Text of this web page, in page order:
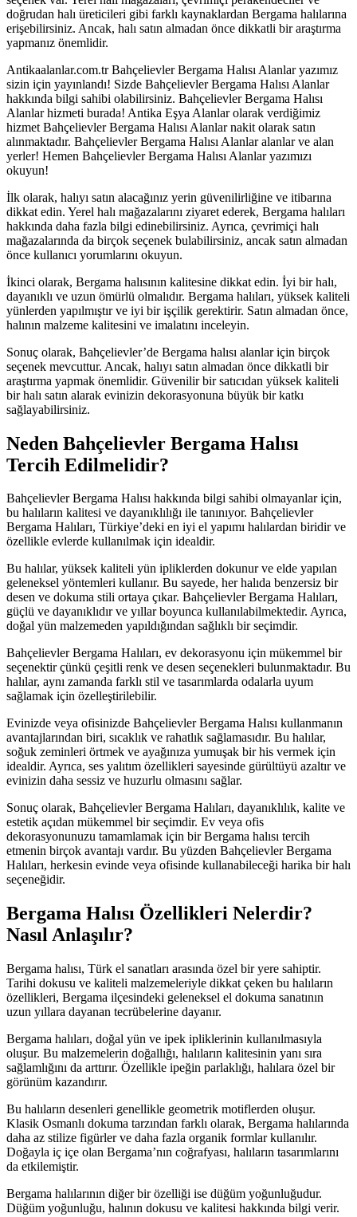
doğrudan halı üreticileri gibi farklı kaynaklardan Bergama halılarına
erişebilirsiniz. Ancak, halı satın almadan önce dikkatli bir araştırma
yapmanız önemlidir.
Antikaalanlar.com.tr Bahçelievler Bergama Halısı Alanlar yazımız
sizin için yayınlandı! Sizde Bahçelievler Bergama Halısı Alanlar
hakkında bilgi sahibi olabilirsiniz. Bahçelievler Bergama Halısı
Alanlar hizmeti burada! Antika Eşya Alanlar olarak verdiğimiz
hizmet Bahçelievler Bergama Halısı Alanlar nakit olarak satın
alınmaktadır. Bahçelievler Bergama Halısı Alanlar alanlar ve alan
yerler! Hemen Bahçelievler Bergama Halısı Alanlar yazımızı
okuyun!
İlk olarak, halıyı satın alacağınız yerin güvenilirliğine ve itibarına
dikkat edin. Yerel halı mağazalarını ziyaret ederek, Bergama halıları
hakkında daha fazla bilgi edinebilirsiniz. Ayrıca, çevrimiçi halı
mağazalarında da birçok seçenek bulabilirsiniz, ancak satın almadan
önce kullanıcı yorumlarını okuyun.
İkinci olarak, Bergama halısının kalitesine dikkat edin. İyi bir halı,
dayanıklı ve uzun ömürlü olmalıdır. Bergama halıları, yüksek kaliteli
yünlerden yapılmıştır ve iyi bir işçilik gerektirir. Satın almadan önce,
halının malzeme kalitesini ve imalatını inceleyin.
Sonuç olarak, Bahçelievler’de Bergama halısı alanlar için birçok
seçenek mevcuttur. Ancak, halıyı satın almadan önce dikkatli bir
araştırma yapmak önemlidir. Güvenilir bir satıcıdan yüksek kaliteli
bir halı satın alarak evinizin dekorasyonuna büyük bir katkı
sağlayabilirsiniz.
Neden Bahçelievler Bergama Halısı
Tercih Edilmelidir?
Bahçelievler Bergama Halısı hakkında bilgi sahibi olmayanlar için,
bu halıların kalitesi ve dayanıklılığı ile tanınıyor. Bahçelievler
Bergama Halıları, Türkiye’deki en iyi el yapımı halılardan biridir ve
özellikle evlerde kullanılmak için idealdir.
Bu halılar, yüksek kaliteli yün ipliklerden dokunur ve elde yapılan
geleneksel yöntemleri kullanır. Bu sayede, her halıda benzersiz bir
desen ve dokuma stili ortaya çıkar. Bahçelievler Bergama Halıları,
güçlü ve dayanıklıdır ve yıllar boyunca kullanılabilmektedir. Ayrıca,
doğal yün malzemeden yapıldığından sağlıklı bir seçimdir.
Bahçelievler Bergama Halıları, ev dekorasyonu için mükemmel bir
seçenektir çünkü çeşitli renk ve desen seçenekleri bulunmaktadır. Bu
halılar, aynı zamanda farklı stil ve tasarımlarda odalarla uyum
sağlamak için özelleştirilebilir.
Evinizde veya ofisinizde Bahçelievler Bergama Halısı kullanmanın
avantajlarından biri, sıcaklık ve rahatlık sağlamasıdır. Bu halılar,
soğuk zeminleri örtmek ve ayağınıza yumuşak bir his vermek için
idealdir. Ayrıca, ses yalıtım özellikleri sayesinde gürültüyü azaltır ve
evinizin daha sessiz ve huzurlu olmasını sağlar.
Sonuç olarak, Bahçelievler Bergama Halıları, dayanıklılık, kalite ve
estetik açıdan mükemmel bir seçimdir. Ev veya ofis
dekorasyonunuzu tamamlamak için bir Bergama halısı tercih
etmenin birçok avantajı vardır. Bu yüzden Bahçelievler Bergama
Halıları, herkesin evinde veya ofisinde kullanabileceği harika bir halı
seçeneğidir.
Bergama Halısı Özellikleri Nelerdir?
Nasıl Anlaşılır?
Bergama halısı, Türk el sanatları arasında özel bir yere sahiptir.
Tarihi dokusu ve kaliteli malzemeleriyle dikkat çeken bu halıların
özellikleri, Bergama ilçesindeki geleneksel el dokuma sanatının
uzun yıllara dayanan tecrübelerine dayanır.
Bergama halıları, doğal yün ve ipek ipliklerinin kullanılmasıyla
oluşur. Bu malzemelerin doğallığı, halıların kalitesinin yanı sıra
sağlamlığını da arttırır. Özellikle ipeğin parlaklığı, halılara özel bir
görünüm kazandırır.
Bu halıların desenleri genellikle geometrik motiflerden oluşur.
Klasik Osmanlı dokuma tarzından farklı olarak, Bergama halılarında
daha az stilize figürler ve daha fazla organik formlar kullanılır.
Doğayla iç içe olan Bergama’nın coğrafyası, halıların tasarımlarını
da etkilemiştir.
Bergama halılarının diğer bir özelliği ise düğüm yoğunluğudur.
Düğüm yoğunluğu, halının dokusu ve kalitesi hakkında bilgi verir.